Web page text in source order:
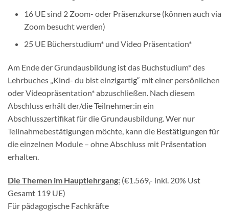
16 UE sind 2 Zoom- oder Präsenzkurse (können auch via
Zoom besucht werden)
25 UE Bücherstudium* und Video Präsentation*
Am Ende der Grundausbildung ist das Buchstudium* des
Lehrbuches „Kind- du bist einzigartig“ mit einer persönlichen
oder Videopräsentation* abzuschließen. Nach diesem
Abschluss erhält der/die Teilnehmer:in ein
Abschlusszertifikat für die Grundausbildung. Wer nur
Teilnahmebestätigungen möchte, kann die Bestätigungen für
die einzelnen Module – ohne Abschluss mit Präsentation
erhalten.
Die Themen im Hauptlehrgang: (€1.569,- inkl. 20% Ust
Gesamt 119 UE)
Für pädagogische Fachkräfte